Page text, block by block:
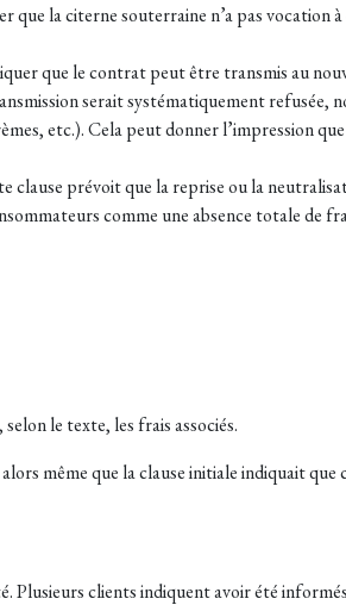
la citerne souterraine n’a pas vocation
que le contrat peut être transmis au
serait systématiquement refusée,
etc.). Cela peut donner l’impression que
clause prévoit que la reprise ou la
comme une absence totale de
le texte, les frais associés.
même que la clause initiale indiquait que
clients indiquent avoir été